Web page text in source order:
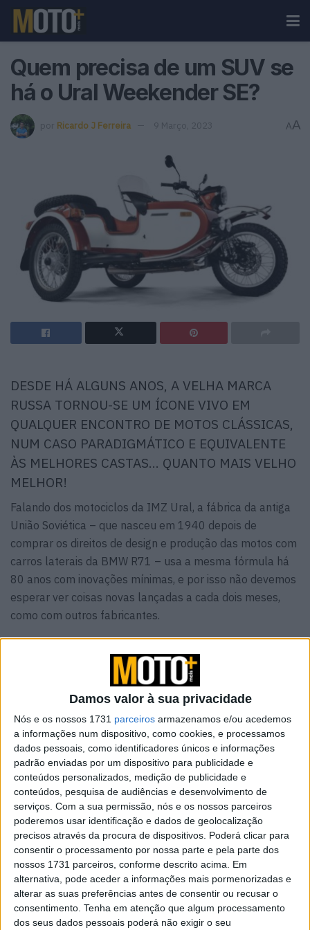
Damos valor à sua privacidade
Nós e os nossos 1731 parceiros armazenamos e/ou acedemos
a informações num dispositivo, como cookies, e processamos
dados pessoais, como identificadores únicos e informações
padrão enviadas por um dispositivo para publicidade e
conteúdos personalizados, medição de publicidade e
conteúdos, pesquisa de audiências e desenvolvimento de
serviços. Com a sua permissão, nós e os nossos parceiros
poderemos usar identificação e dados de geolocalização
precisos através da procura de dispositivos. Poderá clicar para
consentir o processamento por nossa parte e pela parte dos
nossos 1731 parceiros, conforme descrito acima. Em
alternativa, pode aceder a informações mais pormenorizadas e
alterar as suas preferências antes de consentir ou recusar o
consentimento. Tenha em atenção que algum processamento
dos seus dados pessoais poderá não exigir o seu
Quem precisa de um SUV se
há o Ural Weekender SE?
por Ricardo J Ferreira 9 Março, 2023 AA
DESDE HÁ ALGUNS ANOS, A VELHA MARCA
RUSSA TORNOU-SE UM ÍCONE VIVO EM
QUALQUER ENCONTRO DE MOTOS CLÁSSICAS,
NUM CASO PARADIGMÁTICO E EQUIVALENTE
ÀS MELHORES CASTAS… QUANTO MAIS VELHO
MELHOR!
Falando dos motociclos da IMZ Ural, a fábrica da antiga
União Soviética – que nasceu em 1940 depois de
comprar os direitos de design e produção das motos com
carros laterais da BMW R71 – usa a mesma fórmula há
80 anos com inovações mínimas, e por isso não devemos
esperar ver coisas novas lançadas a cada dois meses,
como com outros fabricantes.
MOTIVO DE CELEBRAÇÃO
Bem… mas chegou a hora de uma celebração porque há
um novo (ish) ou Ural disponível: a edição especial do
Weekender.
Mas é claro, isto exige uma mexida cerebral. Ou sej, se já
pensava que os Ural já eram versáteis o suficiente, pense